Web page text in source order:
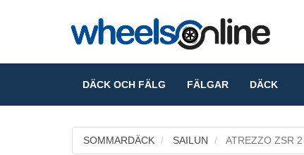
DÄCK OCH FÄLG FÄLGAR DÄCK
SOMMARDÄCK SAILUN ATREZZO ZSR 2